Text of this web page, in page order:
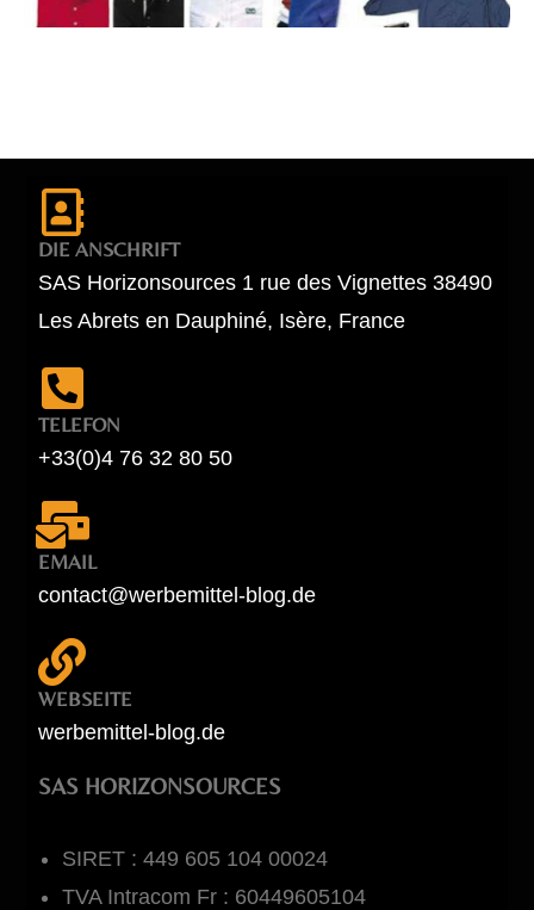
DIE ANSCHRIFT
SAS Horizonsources 1 rue des Vignettes 38490
Les Abrets en Dauphiné, Isère, France
TELEFON
+33(0)4 76 32 80 50
EMAIL
contact@werbemittel-blog.de
WEBSEITE
werbemittel-blog.de
SAS HORIZONSOURCES
SIRET : 449 605 104 00024
TVA Intracom Fr : 60449605104